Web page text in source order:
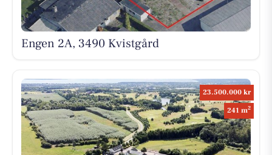
Engen 2A, 3490 Kvistgård
23.500.000 kr
241 m2